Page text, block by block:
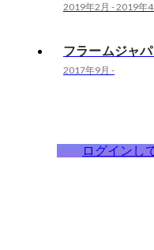
2019年2月 -2019年4
フラームジャ
2017年9月 -
ログインし